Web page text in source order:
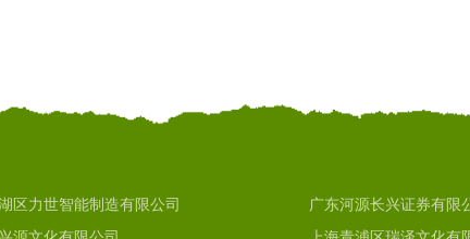
区力世智能制造有限公司 广东河源长兴证券有限